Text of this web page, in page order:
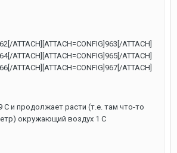
ATTACH][ATTACH=CONFIG]963[/ATTACH]
ATTACH][ATTACH=CONFIG]965[/ATTACH]
ATTACH][ATTACH=CONFIG]967[/ATTACH]
C и продолжает расти (т.е. там что-то
окружающий воздух 1 С